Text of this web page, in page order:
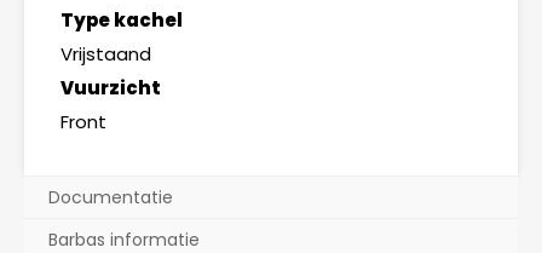
Type kachel
Vrijstaand
Vuurzicht
Front
Documentatie
Barbas informatie